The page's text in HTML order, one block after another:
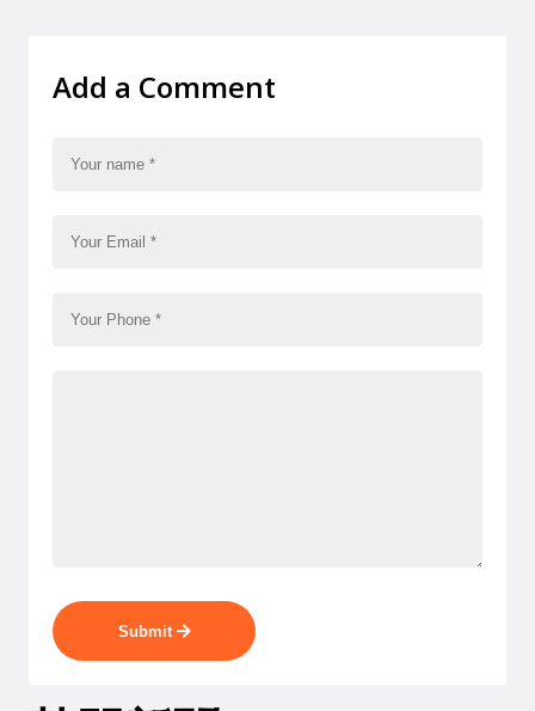
Add a Comment
Submit